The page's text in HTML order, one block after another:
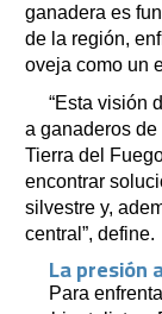
ganadera es
de la región,
oveja como un
“Esta visión
a ganaderos
Tierra del
encontrar
silvestre y,
central”, define.
La presión
Para